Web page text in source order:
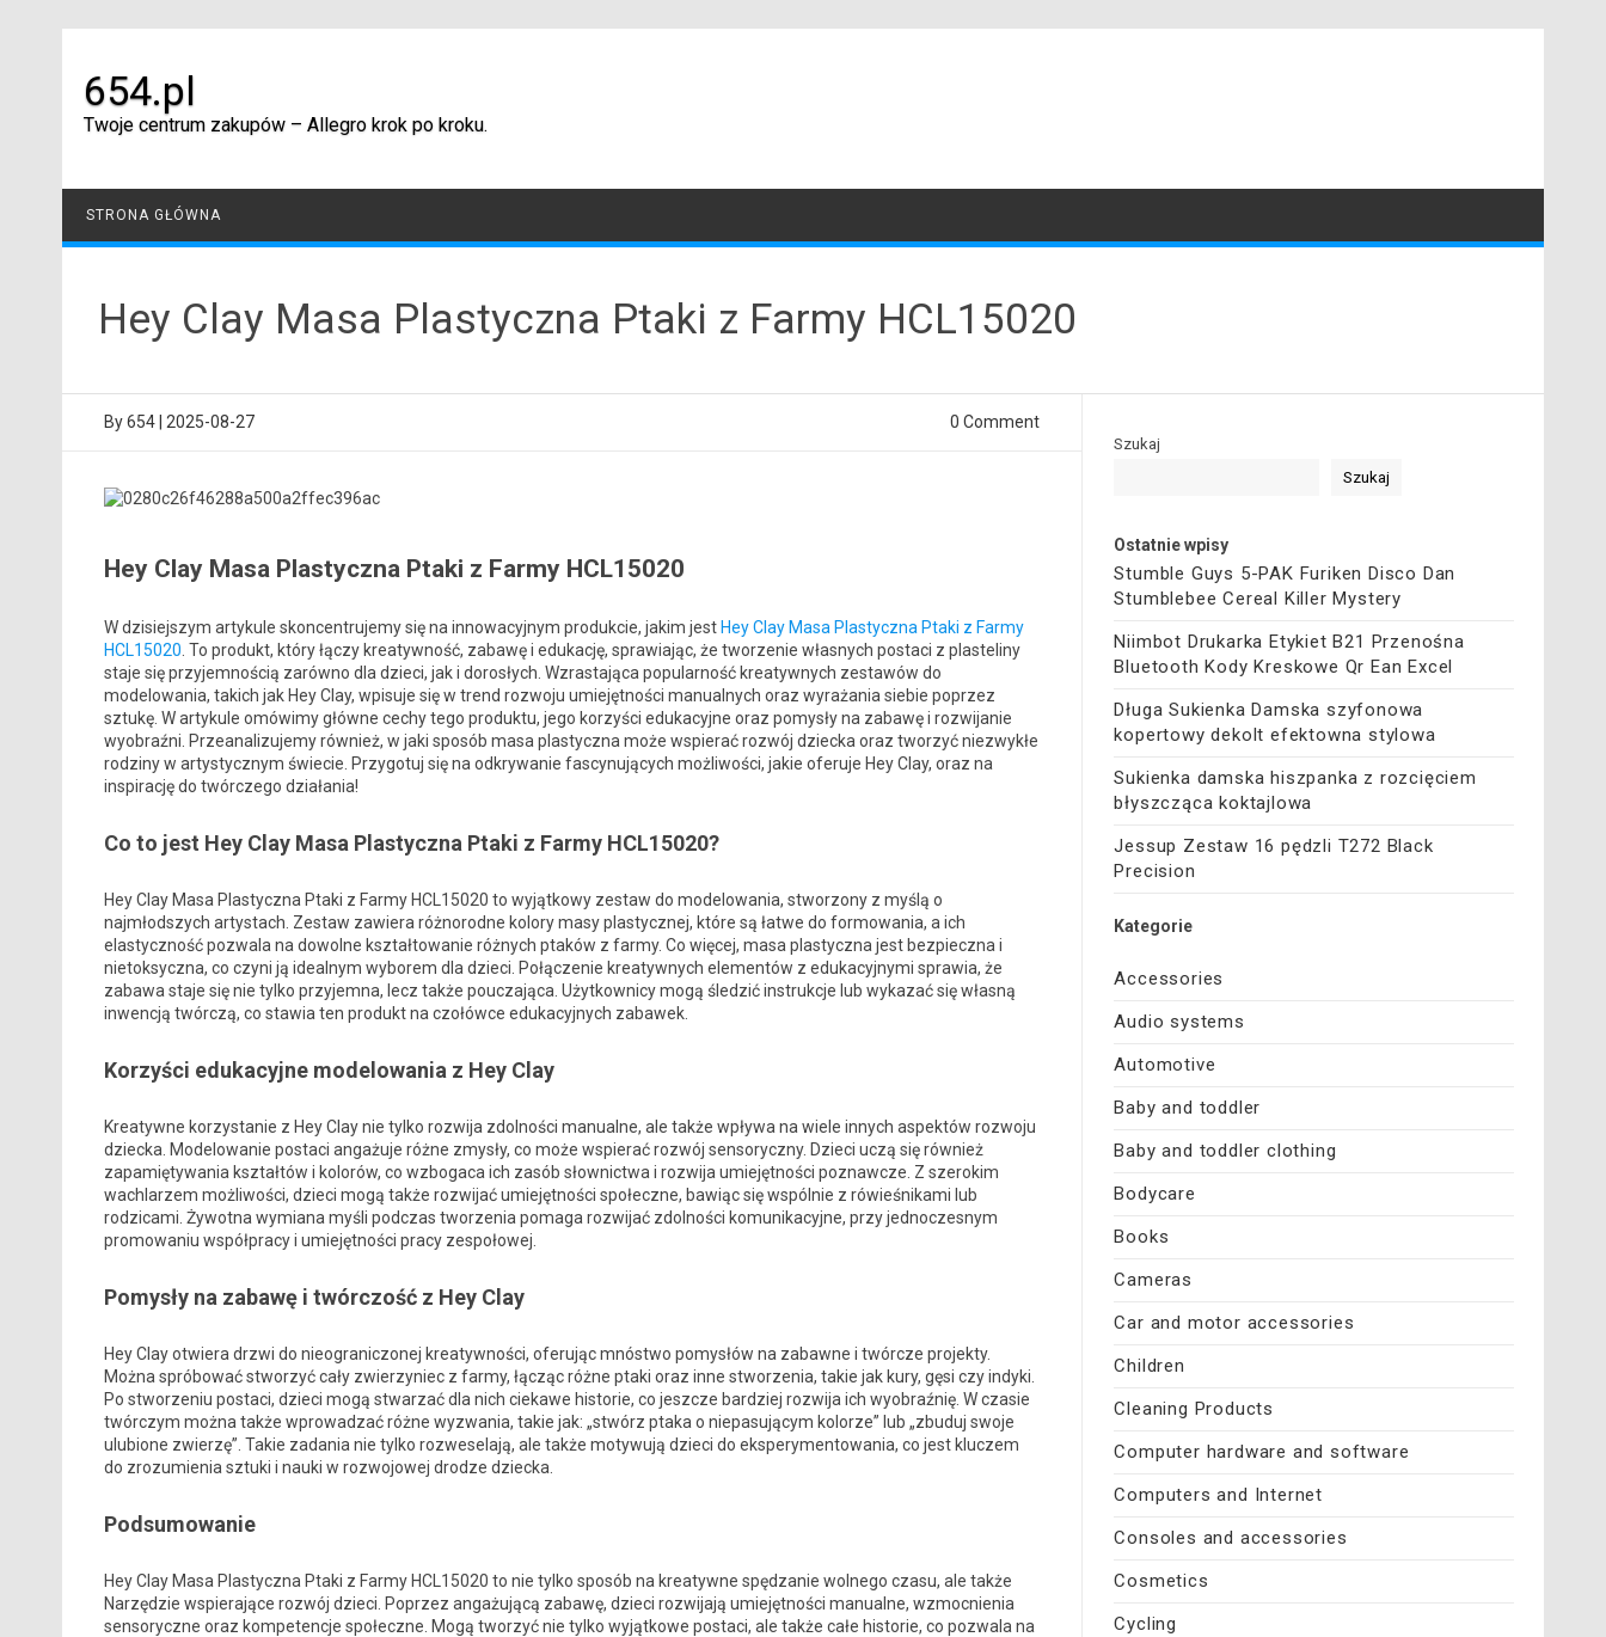
654.pl
Twoje centrum zakupów – Allegro krok po kroku.
STRONA GŁÓWNA
Hey Clay Masa Plastyczna Ptaki z Farmy HCL15020
By654 2025-08-27 0 Comment
Hey Clay Masa Plastyczna Ptaki z Farmy HCL15020
W dzisiejszym artykule skoncentrujemy się na innowacyjnym produkcie, jakim jest Hey Clay Masa Plastyczna Ptaki z Farmy
HCL15020 . To produkt, który łączy kreatywność, zabawę i edukację, sprawiając, że tworzenie własnych postaci z plasteliny
staje się przyjemnością zarówno dla dzieci, jak i dorosłych. Wzrastająca popularność kreatywnych zestawów do
modelowania, takich jak Hey Clay, wpisuje się w trend rozwoju umiejętności manualnych oraz wyrażania siebie poprzez
sztukę. W artykule omówimy główne cechy tego produktu, jego korzyści edukacyjne oraz pomysły na zabawę i rozwijanie
wyobraźni. Przeanalizujemy również, w jaki sposób masa plastyczna może wspierać rozwój dziecka oraz tworzyć niezwykłe
rodziny w artystycznym świecie. Przygotuj się na odkrywanie fascynujących możliwości, jakie oferuje Hey Clay, oraz na
inspirację do twórczego działania!
Co to jest Hey Clay Masa Plastyczna Ptaki z Farmy HCL15020?
Hey Clay Masa Plastyczna Ptaki z Farmy HCL15020 to wyjątkowy zestaw do modelowania, stworzony z myślą o
najmłodszych artystach. Zestaw zawiera różnorodne kolory masy plastycznej, które są łatwe do formowania, a ich
elastyczność pozwala na dowolne kształtowanie różnych ptaków z farmy. Co więcej, masa plastyczna jest bezpieczna i
nietoksyczna, co czyni ją idealnym wyborem dla dzieci. Połączenie kreatywnych elementów z edukacyjnymi sprawia, że
zabawa staje się nie tylko przyjemna, lecz także pouczająca. Użytkownicy mogą śledzić instrukcje lub wykazać się własną
inwencją twórczą, co stawia ten produkt na czołówce edukacyjnych zabawek.
Korzyści edukacyjne modelowania z Hey Clay
Kreatywne korzystanie z Hey Clay nie tylko rozwija zdolności manualne, ale także wpływa na wiele innych aspektów rozwoju
dziecka. Modelowanie postaci angażuje różne zmysły, co może wspierać rozwój sensoryczny. Dzieci uczą się również
zapamiętywania kształtów i kolorów, co wzbogaca ich zasób słownictwa i rozwija umiejętności poznawcze. Z szerokim
wachlarzem możliwości, dzieci mogą także rozwijać umiejętności społeczne, bawiąc się wspólnie z rówieśnikami lub
rodzicami. Żywotna wymiana myśli podczas tworzenia pomaga rozwijać zdolności komunikacyjne, przy jednoczesnym
promowaniu współpracy i umiejętności pracy zespołowej.
Pomysły na zabawę i twórczość z Hey Clay
Hey Clay otwiera drzwi do nieograniczonej kreatywności, oferując mnóstwo pomysłów na zabawne i twórcze projekty.
Można spróbować stworzyć cały zwierzyniec z farmy, łącząc różne ptaki oraz inne stworzenia, takie jak kury, gęsi czy indyki.
Po stworzeniu postaci, dzieci mogą stwarzać dla nich ciekawe historie, co jeszcze bardziej rozwija ich wyobraźnię. W czasie
twórczym można także wprowadzać różne wyzwania, takie jak: „stwórz ptaka o niepasującym kolorze” lub „zbuduj swoje
ulubione zwierzę”. Takie zadania nie tylko rozweselają, ale także motywują dzieci do eksperymentowania, co jest kluczem
do zrozumienia sztuki i nauki w rozwojowej drodze dziecka.
Podsumowanie
Hey Clay Masa Plastyczna Ptaki z Farmy HCL15020 to nie tylko sposób na kreatywne spędzanie wolnego czasu, ale także
Narzędzie wspierające rozwój dzieci. Poprzez angażującą zabawę, dzieci rozwijają umiejętności manualne, wzmocnienia
sensoryczne oraz kompetencje społeczne. Mogą tworzyć nie tylko wyjątkowe postaci, ale także całe historie, co pozwala na
Szukaj
Szukaj
Ostatnie wpisy
Stumble Guys 5-PAK Furiken Disco Dan
Stumblebee Cereal Killer Mystery
Niimbot Drukarka Etykiet B21 Przenośna
Bluetooth Kody Kreskowe Qr Ean Excel
Długa Sukienka Damska szyfonowa
kopertowy dekolt efektowna stylowa
Sukienka damska hiszpanka z rozcięciem
błyszcząca koktajlowa
Jessup Zestaw 16 pędzli T272 Black
Precision
Kategorie
Accessories
Audio systems
Automotive
Baby and toddler
Baby and toddler clothing
Bodycare
Books
Cameras
Car and motor accessories
Children
Cleaning Products
Computer hardware and software
Computers and Internet
Consoles and accessories
Cosmetics
Cycling